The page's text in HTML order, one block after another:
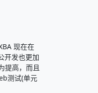
现在在
开发也更加
提高，而且
测试(单元